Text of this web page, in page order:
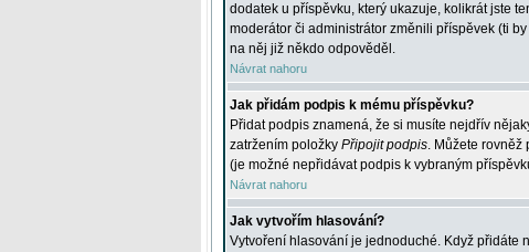
dodatek u příspěvku, který ukazuje, kolikrát jste
moderátor či administrátor změnili příspěvek (ti
na něj již někdo odpověděl.
Návrat nahoru
Jak přidám podpis k mému příspěvku?
Přidat podpis znamená, že si musíte nejdřív
zatržením položky Připojit podpis. Můžete rovněž
(je možné nepřidávat podpis k vybraným
Návrat nahoru
Jak vytvořím hlasování?
Vytvoření hlasování je jednoduché. Když přidáte